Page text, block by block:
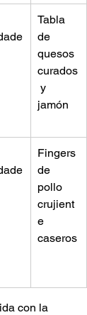
Tabla
de
quesos
curados
y
jamón
Fingers
de
pollo
crujient
e
caseros
con la